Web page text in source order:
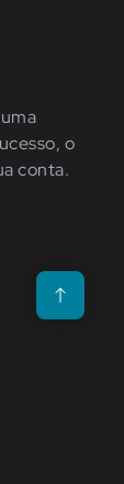
o
conta.
Voltar para o